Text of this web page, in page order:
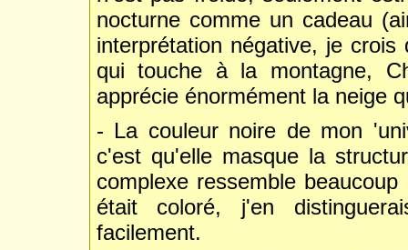
nocturne comme un cadeau
interprétation négative, je
qui touche à la montagne,
apprécie énormément la neige
- La couleur noire de mon
c'est qu'elle masque la
complexe ressemble
était coloré, j'en
facilement.